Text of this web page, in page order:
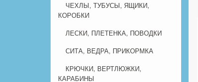
ЧЕХЛЫ, ТУБУСЫ, ЯЩИКИ,
КОРОБКИ
ЛЕСКИ, ПЛЕТЕНКА, ПОВОДКИ
СИТА, ВЕДРА, ПРИКОРМКА
КРЮЧКИ, ВЕРТЛЮЖКИ,
КАРАБИНЫ